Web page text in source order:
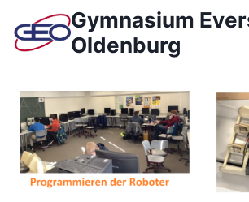
Inhalt
springen
Gymnasium
Oldenburg